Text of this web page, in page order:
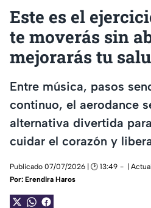
Este es el
te moverás sin
mejorarás tu
Entre música, pasos
continuo, el aerodance
alternativa divertida
cuidar el corazón y
Publicado 07/07/2026 | 🕑 13:49
|
Por: Erendira Haros